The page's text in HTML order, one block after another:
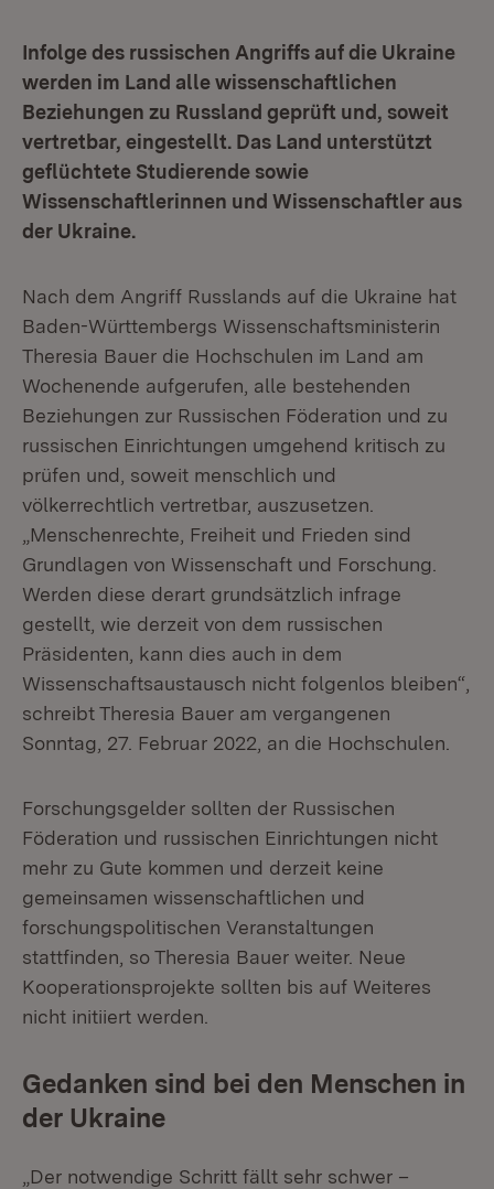
Infolge des russischen Angriffs auf die Ukraine
werden im Land alle wissenschaftlichen
Beziehungen zu Russland geprüft und, soweit
vertretbar, eingestellt. Das Land unterstützt
geflüchtete Studierende sowie
Wissenschaftlerinnen und Wissenschaftler aus
der Ukraine.
Nach dem Angriff Russlands auf die Ukraine hat
Baden-Württembergs Wissenschaftsministerin
Theresia Bauer die Hochschulen im Land am
Wochenende aufgerufen, alle bestehenden
Beziehungen zur Russischen Föderation und zu
russischen Einrichtungen umgehend kritisch zu
prüfen und, soweit menschlich und
völkerrechtlich vertretbar, auszusetzen.
„Menschenrechte, Freiheit und Frieden sind
Grundlagen von Wissenschaft und Forschung.
Werden diese derart grundsätzlich infrage
gestellt, wie derzeit von dem russischen
Präsidenten, kann dies auch in dem
Wissenschaftsaustausch nicht folgenlos bleiben“,
schreibt Theresia Bauer am vergangenen
Sonntag, 27. Februar 2022, an die Hochschulen.
Forschungsgelder sollten der Russischen
Föderation und russischen Einrichtungen nicht
mehr zu Gute kommen und derzeit keine
gemeinsamen wissenschaftlichen und
forschungspolitischen Veranstaltungen
stattfinden, so Theresia Bauer weiter. Neue
Kooperationsprojekte sollten bis auf Weiteres
nicht initiiert werden.
Gedanken sind bei den Menschen in
der Ukraine
„Der notwendige Schritt fällt sehr schwer –